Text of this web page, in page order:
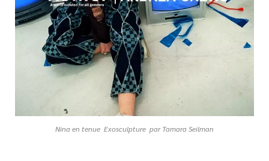
Nina en tenue Exosculpture par Tamara Seilman